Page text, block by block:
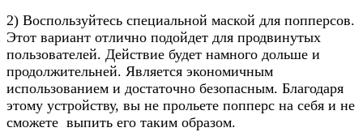
2) Воспользуйтесь специальной маской для попперсов.
Этот вариант отлично подойдет для продвинутых
пользователей. Действие будет намного дольше и
продолжительней. Является экономичным
использованием и достаточно безопасным. Благодаря
этому устройству, вы не прольете попперс на себя и не
сможете выпить его таким образом.